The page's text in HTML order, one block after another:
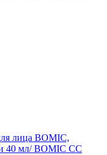
лица BOMIC,
40 мл/ BOMIC CC